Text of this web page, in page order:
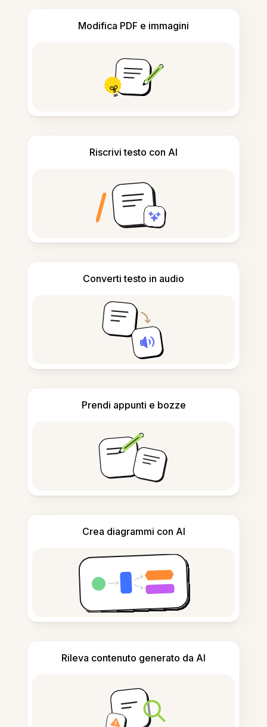
Modifica PDF e immagini
Riscrivi testo con AI
Converti testo in audio
Prendi appunti e bozze
Crea diagrammi con AI
Rileva contenuto generato da AI